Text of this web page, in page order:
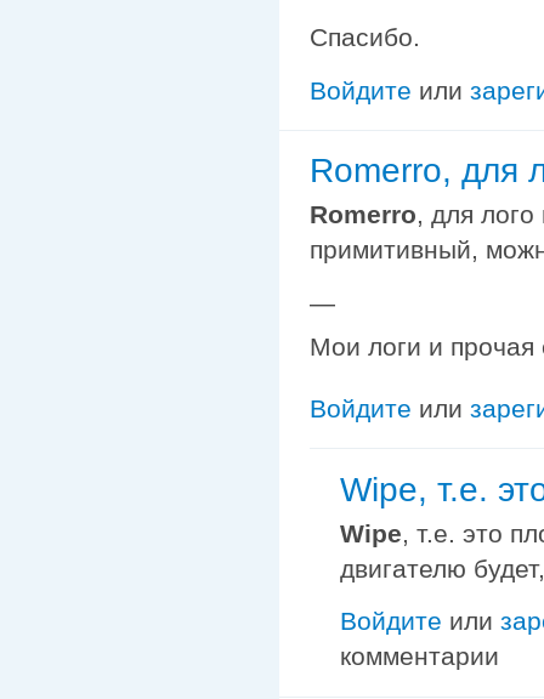
Спасибо.
Войдите или
Romerro, для
Romerro, для
примитивный,
—
Мои логи и
Войдите или
Wipe, т.е.
Wipe, т.е. это
двигателю
Войдите или
комментарии